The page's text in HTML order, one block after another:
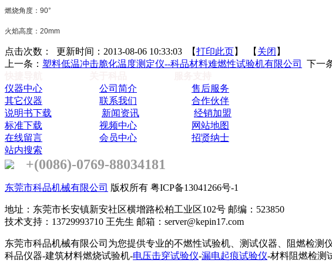
燃烧角度： 90°
火焰高度： 20mm
点击次数： 更新时间：2013-08-06 10:33:03 【打印此页】 【 关闭 】
上一条： 塑料低温冲击脆化温度测定仪--科品材料难燃性试验机有限公司 下一
仪器中心
公司简介
售后服务
其它仪器
联系我们
合作伙伴
说明书下载
新闻资讯
经销加盟
标准下载
视频中心
网站地图
在线留言
会员中心
招贤纳士
站内搜索
+(0086)-0769-88034181
东莞市科品机械有限公司 版权所有 粤ICP备13041266号-1
地址：东莞市长安镇新安社区横增路松柏工业区102号 邮编：523850
技术支持：13729993710 王先生 邮箱：server@kepin17.com
东莞市科品机械有限公司为您提供专业的不燃性试验机、测试仪器、阻燃检
科品仪器-建筑材料燃烧试验机-电压击穿试验仪-漏电起痕试验仪-材料阻燃检测